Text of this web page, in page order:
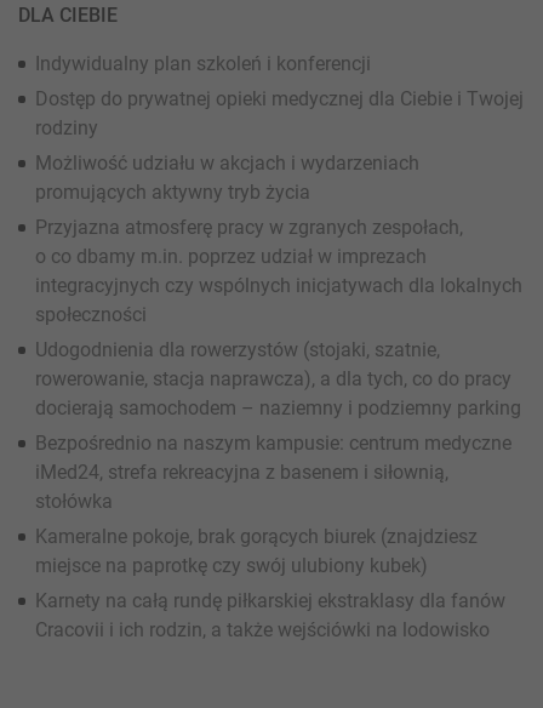
DLA CIEBIE
Indywidualny plan szkoleń i konferencji
Dostęp do prywatnej opieki medycznej dla Ciebie i Twojej
rodziny
Możliwość udziału w akcjach i wydarzeniach
promujących aktywny tryb życia
Przyjazna atmosferę pracy w zgranych zespołach,
o co dbamy m.in. poprzez udział w imprezach
integracyjnych czy wspólnych inicjatywach dla lokalnych
społeczności
Udogodnienia dla rowerzystów (stojaki, szatnie,
rowerowanie, stacja naprawcza), a dla tych, co do pracy
docierają samochodem – naziemny i podziemny parking
Bezpośrednio na naszym kampusie: centrum medyczne
iMed24, strefa rekreacyjna z basenem i siłownią,
stołówka
Kameralne pokoje, brak gorących biurek (znajdziesz
miejsce na paprotkę czy swój ulubiony kubek)
Karnety na całą rundę piłkarskiej ekstraklasy dla fanów
Cracovii i ich rodzin, a także wejściówki na lodowisko